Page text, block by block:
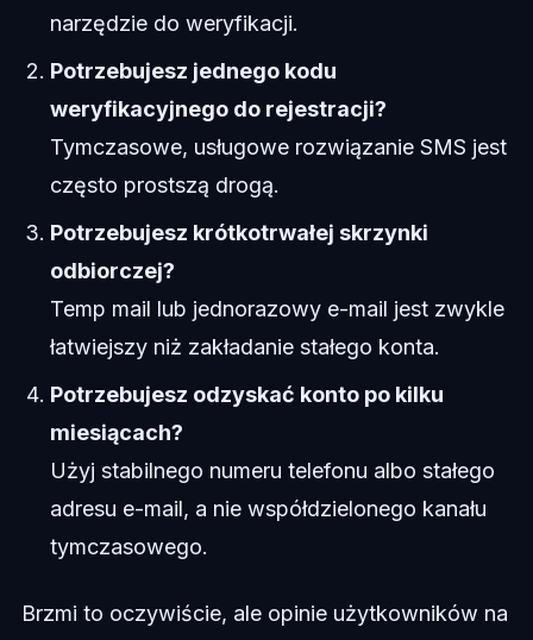
narzędzie do weryfikacji.
Potrzebujesz jednego kodu
weryfikacyjnego do rejestracji?
Tymczasowe, usługowe rozwiązanie SMS jest
często prostszą drogą.
Potrzebujesz krótkotrwałej skrzynki
odbiorczej?
Temp mail lub jednorazowy e-mail jest zwykle
łatwiejszy niż zakładanie stałego konta.
Potrzebujesz odzyskać konto po kilku
miesiącach?
Użyj stabilnego numeru telefonu albo stałego
adresu e-mail, a nie współdzielonego kanału
tymczasowego.
Brzmi to oczywiście, ale opinie użytkowników na